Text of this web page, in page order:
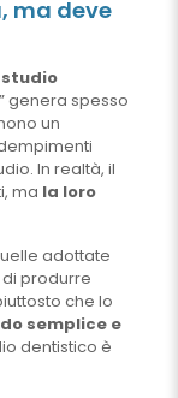
ma deve
genera spesso
un
In realtà, il
ma la loro
adottate
produrre
che lo
semplice e
dentistico è